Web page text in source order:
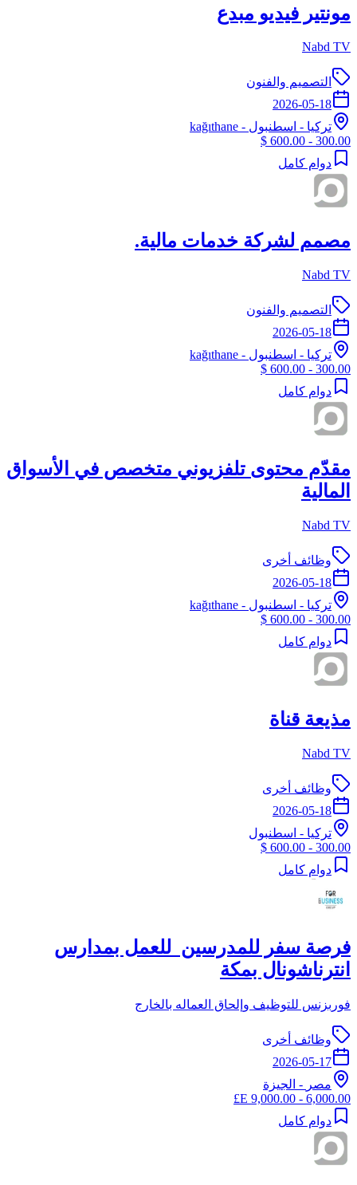
مونتير فيديو مبدع
Nabd TV
التصميم والفنون
2026-05-18
تركيا - اسطنبول - kağıthane
300.00 - 600.00 $
دوام كامل
مصمم لشركة خدمات مالية.
Nabd TV
التصميم والفنون
2026-05-18
تركيا - اسطنبول - kağıthane
300.00 - 600.00 $
دوام كامل
مقدّم محتوى تلفزيوني متخصص في الأسواق
المالية
Nabd TV
وظائف أخرى
2026-05-18
تركيا - اسطنبول - kağıthane
300.00 - 600.00 $
دوام كامل
مذيعة قناة
Nabd TV
وظائف أخرى
2026-05-18
تركيا - اسطنبول
300.00 - 600.00 $
دوام كامل
فرصة سفر للمدرسين للعمل بمدارس
انترناشونال بمكة
فوربزنس للتوظيف وإلحاق العماله بالخارج
وظائف أخرى
2026-05-17
مصر - الجيزة
6,000.00 - 9,000.00 E£
دوام كامل